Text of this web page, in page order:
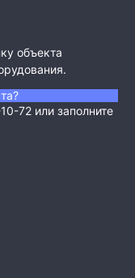
объекта
72 или заполните